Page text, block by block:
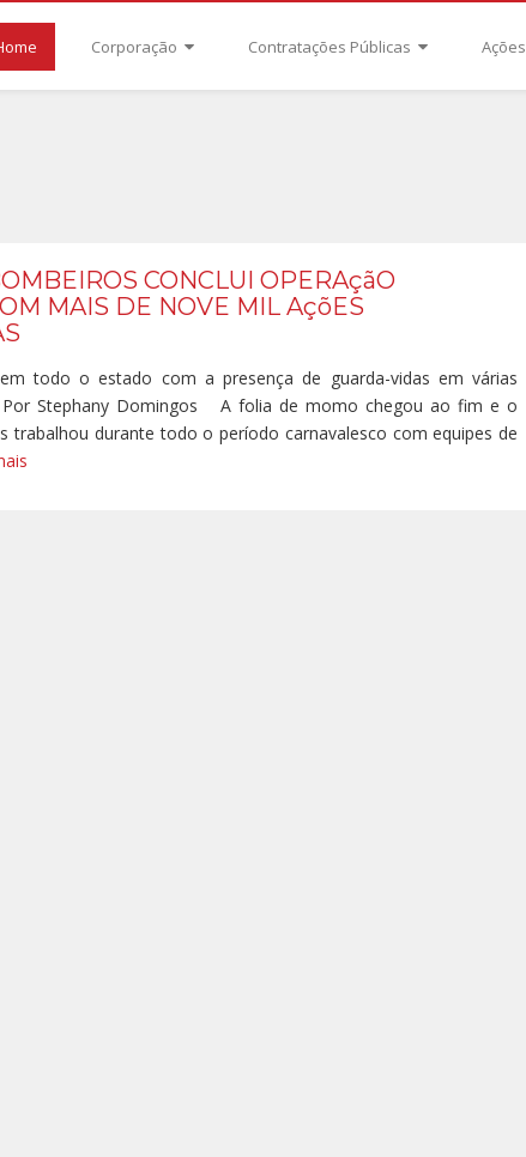
Corporação Contratações Públicas Ações
CONCLUI OPERAçãO
MAIS DE NOVE MIL AçõES
todo o estado com a presença de guarda-vidas em várias
Por Stephany Domingos A folia de momo chegou ao fim e o
trabalhou durante todo o período carnavalesco com equipes de